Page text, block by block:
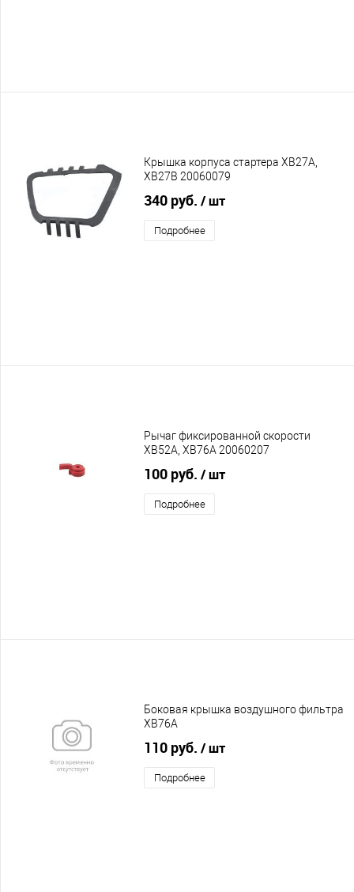
Крышка корпуса стартера XB27A,
XB27B 20060079
340 руб. / шт
Подробнее
Рычаг фиксированной скорости
XB52A, XB76A 20060207
100 руб. / шт
Подробнее
Боковая крышка воздушного фильтра
XB76A
110 руб. / шт
Подробнее